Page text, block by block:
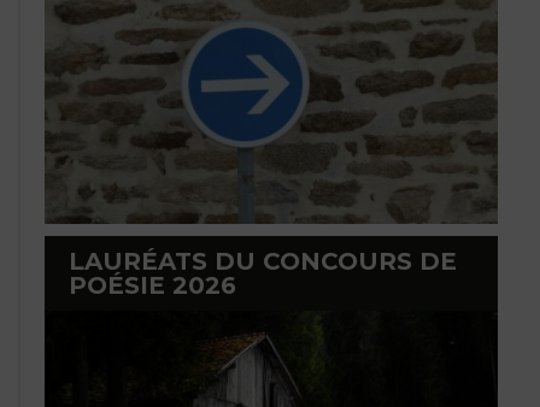
LAURÉATS DU CONCOURS DE
POÉSIE 2026